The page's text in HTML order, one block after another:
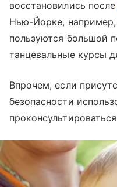
восстановились после
Нью-Йорке,
пользуются большой
танцевальные курсы
Впрочем, если
безопасности